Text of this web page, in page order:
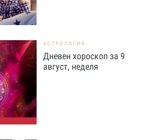
АСТРОЛОГИЯ
Дневен хороскоп за 9
август, неделя